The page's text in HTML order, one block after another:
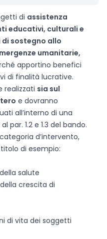
di assistenza
educativi, culturali e
sostegno allo
umanitarie,
apportino benefici
di finalità lucrative.
realizzati sia sul
e dovranno
all’interno di una
par. 1.2 e 1.3 del bando.
d’intervento,
di esempio:
salute
crescita di
di vita dei soggetti